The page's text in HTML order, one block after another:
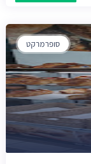
סופרמרקט